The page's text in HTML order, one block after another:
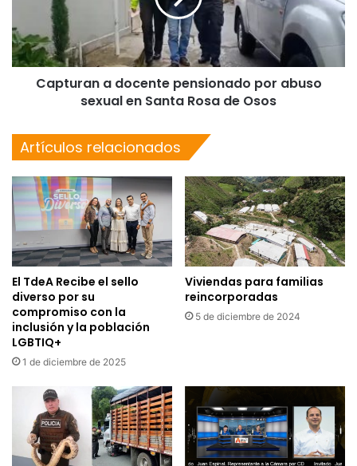
Capturan a docente pensionado por abuso
sexual en Santa Rosa de Osos
Artículos relacionados
El TdeA Recibe el sello
diverso por su
compromiso con la
inclusión y la población
LGBTIQ+
1 de diciembre de 2025
Viviendas para familias
reincorporadas
5 de diciembre de 2024